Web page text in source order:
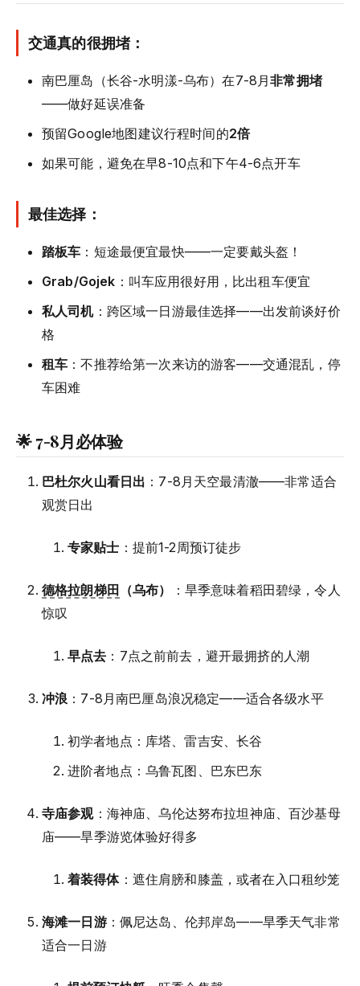
交通真的很拥堵：
南巴厘岛（长谷-水明漾-乌布）在7-8月非常拥堵
——做好延误准备
预留Google地图建议行程时间的2倍
如果可能，避免在早8-10点和下午4-6点开车
最佳选择：
踏板车 ：短途最便宜最快——一定要戴头盔！
Grab/Gojek ：叫车应用很好用，比出租车便宜
私人司机：跨区域一日游最佳选择——出发前谈好价
格
租车 ：不推荐给第一次来访的游客——交通混乱，停
车困难
🌟 7-8月必体验
巴杜尔火山看日出 ：7-8月天空最清澈——非常适合
观赏日出
专家贴士 ：提前1-2周预订徒步
德格拉朗梯田 （乌布）
：旱季意味着稻田碧绿，令人
惊叹
早点去 ：7点之前前去，避开最拥挤的人潮
冲浪 ：7-8月南巴厘岛浪况稳定——适合各级水平
初学者地点：库塔、雷吉安、长谷
进阶者地点：乌鲁瓦图、巴东巴东
寺庙参观：海神庙、乌伦达努布拉坦神庙、百沙基母
庙——旱季游览体验好得多
着装得体：遮住肩膀和膝盖，或者在入口租纱笼
海滩一日游：佩尼达岛、伦邦岸岛——旱季天气非常
适合一日游